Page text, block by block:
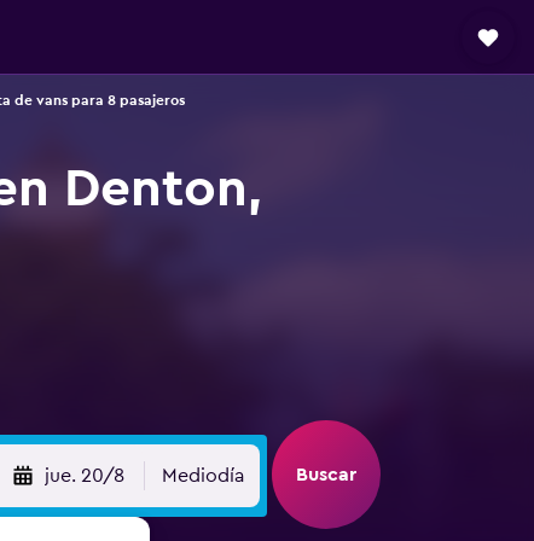
de vans para 8 pasajeros
Denton,
jue. 20/8 Mediodía Buscar